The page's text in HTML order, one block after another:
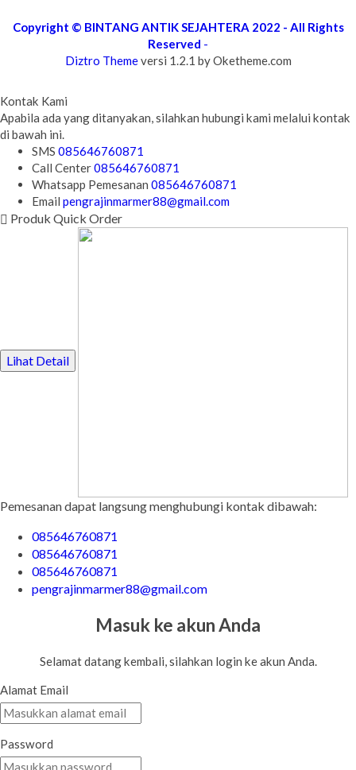
Copyright © BINTANG ANTIK SEJAHTERA 2022 - All Rights
Reserved -
Diztro Themeversi 1.2.1 by Oketheme.com
Kontak Kami
Apabila ada yang ditanyakan, silahkan hubungi kami melalui kontak
di bawah ini.
SMS 085646760871
Call Center085646760871
Whatsapp Pemesanan 085646760871
Email pengrajinmarmer88@gmail.com
Produk Quick Order
Lihat Detail
Pemesanan dapat langsung menghubungi kontak dibawah:
085646760871
085646760871
085646760871
pengrajinmarmer88@gmail.com
Masuk ke akun Anda
Selamat datang kembali, silahkan login ke akun Anda.
Alamat Email
Password